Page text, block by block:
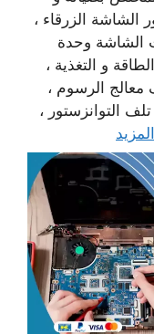
الزرقاء ،
الشاشة وحدة
و التغذية ،
معالج الرسوم ،
التوانزستور ،